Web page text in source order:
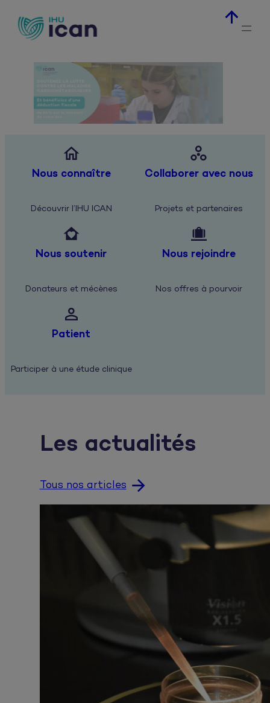

Nous connaître
Découvrir l’IHU ICAN

Collaborer avec nous
Projets et partenaires

Nous soutenir
Donateurs et mécènes

Nous rejoindre
Nos offres à pourvoir

Patient
Participer à une étude clinique
Les actualités
Tous nos articles